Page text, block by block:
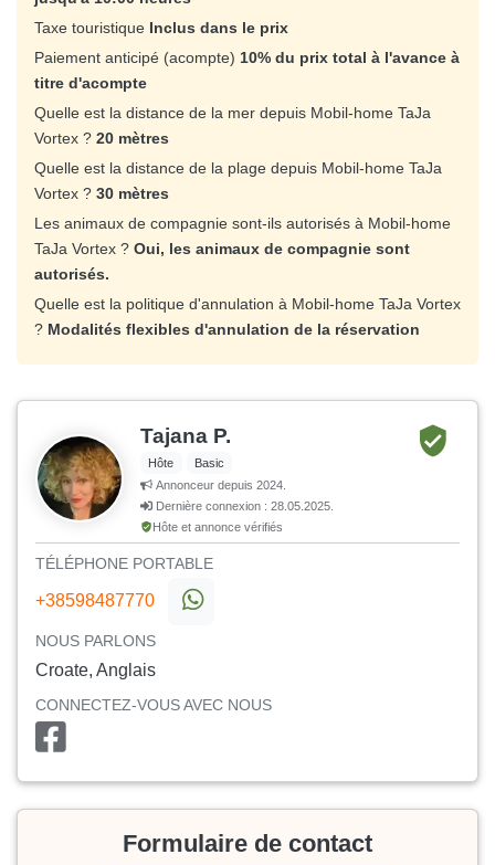
Taxe touristique Inclus dans le prix
Paiement anticipé (acompte) 10% du prix total à l'avance à
titre d'acompte
Quelle est la distance de la mer depuis Mobil-home TaJa
Vortex ? 20 mètres
Quelle est la distance de la plage depuis Mobil-home TaJa
Vortex ? 30 mètres
Les animaux de compagnie sont-ils autorisés à Mobil-home
TaJa Vortex ? Oui, les animaux de compagnie sont
autorisés.
Quelle est la politique d'annulation à Mobil-home TaJa Vortex
? Modalités flexibles d'annulation de la réservation
Tajana P.
Hôte
Basic
Annonceur depuis 2024.
Dernière connexion : 28.05.2025.
Hôte et annonce vérifiés
TÉLÉPHONE PORTABLE
+38598487770
NOUS PARLONS
Croate, Anglais
CONNECTEZ-VOUS AVEC NOUS
Formulaire de contact